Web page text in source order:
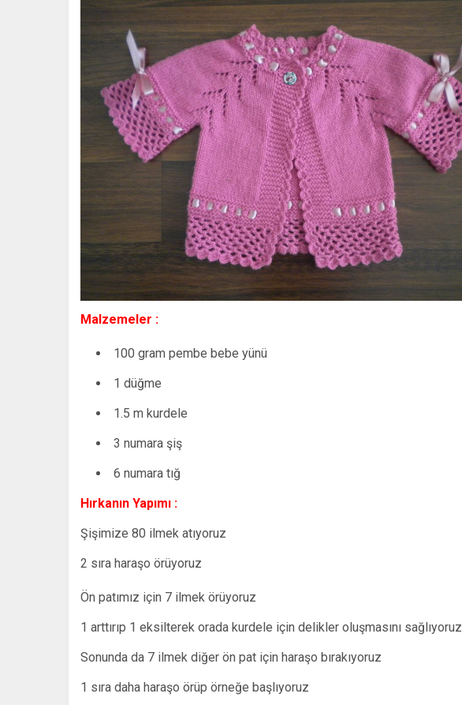
Malzemeler :
100 gram pembe bebe yünü
1 düğme
1.5 m kurdele
3 numara şiş
6 numara tığ
Hırkanın Yapımı :
Şişimize 80 ilmek atıyoruz
2 sıra haraşo örüyoruz
Ön patımız için 7 ilmek örüyoruz
1 arttırıp 1 eksilterek orada kurdele için delikler oluşmasını sağlıyoruz
Sonunda da 7 ilmek diğer ön pat için haraşo bırakıyoruz
1 sıra daha haraşo örüp örneğe başlıyoruz